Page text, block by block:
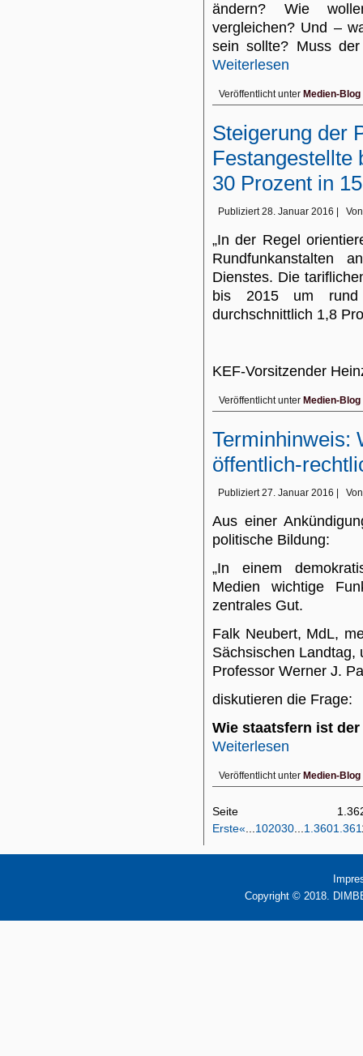
ändern? Wie
vergleichen? Und –
sein sollte? Muss
Weiterlesen
Veröffentlicht unter Medien-Blog
Steigerung der
Festangestellte
30 Prozent in
Publiziert 28. Januar 2016 Von
„In der Regel
Rundfunkanstalten
Dienstes. Die
bis 2015 um rund
durchschnittlich 1,8
KEF-Vorsitzender
Veröffentlicht unter Medien-Blog
Terminhinweis:
öffentlich-
Publiziert 27. Januar 2016 Von
Aus einer
politische Bildung:
„In einem
Medien wichtige
zentrales Gut.
Falk Neubert, MdL,
Sächsischen Landtag,
Professor Werner J.
diskutieren die Frage:
Wie staatsfern ist
Weiterlesen
Veröffentlicht unter Medien-Blog
Seite
Erste« 102030 1.3601.361
Copyright © 2018.